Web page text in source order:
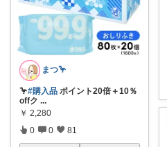
まつ🦩
🦩#購入品 ポイント20倍＋10％
offク ...
￥ 2,280
0 0 81